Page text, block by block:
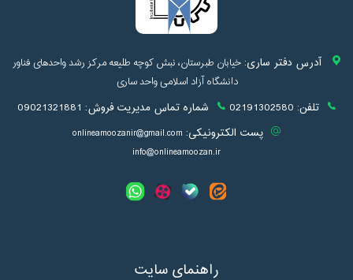
آدرس دفتر ساری:خیابان طبرستان، نبش کوچه طلیعه مرکز رشد واحدهای فناور
دانشگاه آزاد اسلامی واحد ساری
تلفن: 02191302580 شماره تماس مدیریت فروش: 09021321881
پست الکترونیکی: onlineamoozanir@gmail.com
info@onlineamoozan.ir
راهنمای سایت